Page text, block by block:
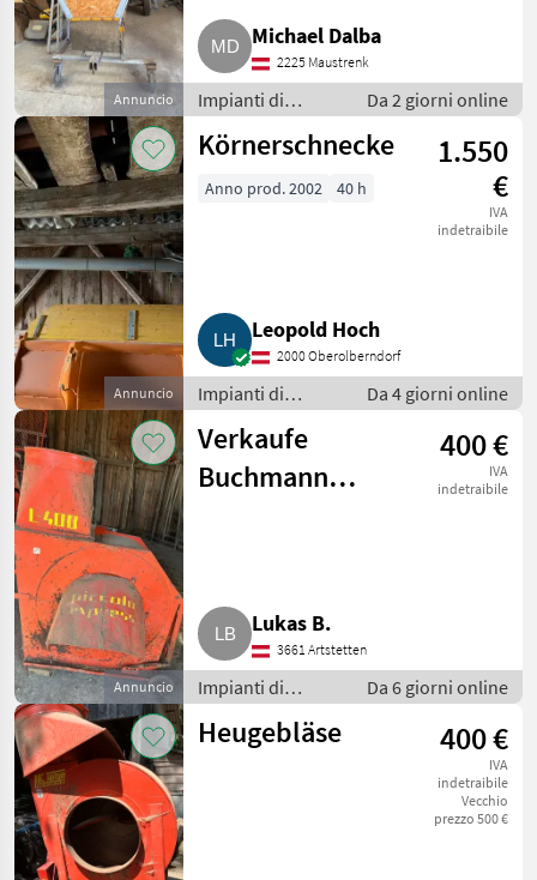
Annuncio
Michael Dalba
2225 Maustrenk
Impianti di
movimentazione
e trasporto /
Da 2 giorni online
Annuncio
Körnerschnecke
1.550
€
IVA
indetraibile
Anno prod. 2002 40 h
Leopold Hoch
2000 Oberolberndorf
Impianti di
movimentazione
e trasporto /
Soffiatori
Da 4 giorni online
Annuncio
Verkaufe
Buchmann
400 €
IVA
indetraibile
Lukas B.
3661 Artstetten
Impianti di
movimentazione
e trasporto /
Da 6 giorni online
Heugebläse 400 €
IVA
indetraibile
Vecchio
prezzo 500 €